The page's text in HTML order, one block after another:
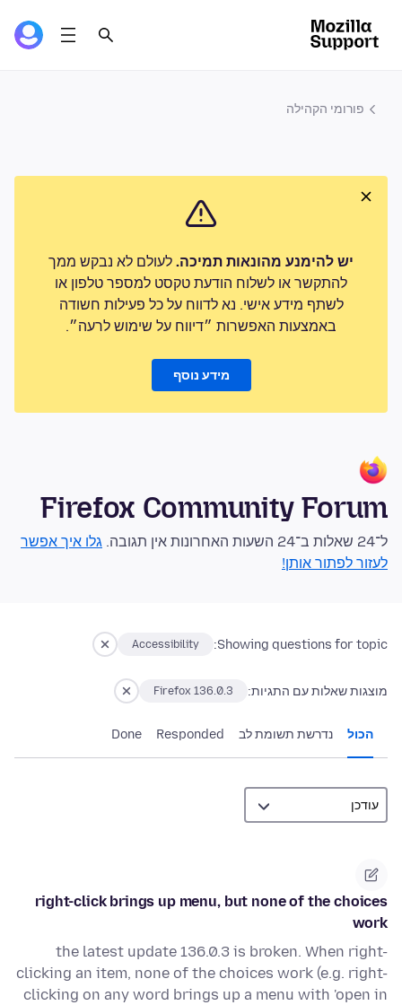
פורומי הקהילה
יש להימנע מהונאות תמיכה. לעולם לא נבקש ממך
להתקשר או לשלוח הודעת טקסט למספר טלפון או
לשתף מידע אישי. נא לדווח על כל פעילות חשודה
באמצעות האפשרות ״דיווח על שימוש לרעה״.
מידע נוסף
Firefox Community Forum
ל־24 שאלות ב־24 השעות האחרונות אין תגובה.
גלו איך אפשר
לעזור לפתור אותן!
Showing questions for topic:
Accessibility
מוצגות שאלות עם התגיות: Firefox 136.0.3
הכול נדרשת תשומת לב Responded
Done
right-click brings up menu, but none of the choices
work
the latest update 136.0.3 is broken. When right-
clicking an item, none of the choices work (e.g. right-
clicking on any word brings up a menu with 'open in